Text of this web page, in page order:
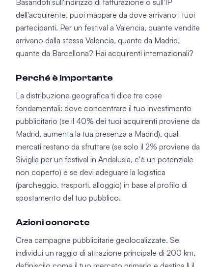
Basandoti sull'indirizzo di fatturazione o sull'IP
dell'acquirente, puoi mappare da dove arrivano i tuoi
partecipanti. Per un festival a Valencia, quante vendite
arrivano dalla stessa Valencia, quante da Madrid,
quante da Barcellona? Hai acquirenti internazionali?
Perché è importante
La distribuzione geografica ti dice tre cose
fondamentali: dove concentrare il tuo investimento
pubblicitario (se il 40% dei tuoi acquirenti proviene da
Madrid, aumenta la tua presenza a Madrid), quali
mercati restano da sfruttare (se solo il 2% proviene da
Siviglia per un festival in Andalusia, c'è un potenziale
non coperto) e se devi adeguare la logistica
(parcheggio, trasporti, alloggio) in base al profilo di
spostamento del tuo pubblico.
Azioni concrete
Crea campagne pubblicitarie geolocalizzate. Se
individui un raggio di attrazione principale di 200 km,